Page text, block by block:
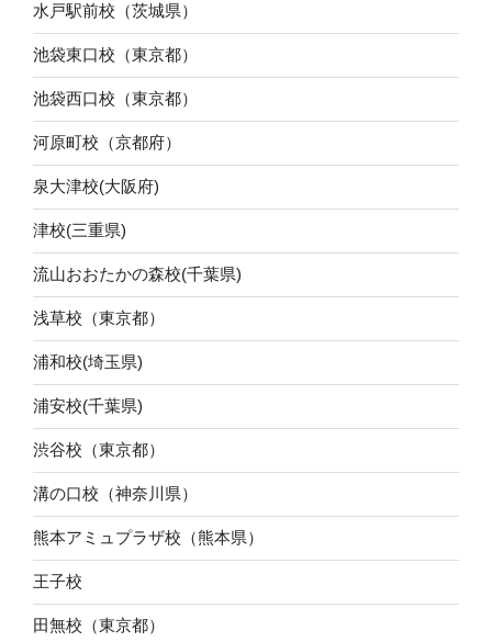
水戸駅前校（茨城県）
池袋東口校（東京都）
池袋西口校（東京都）
河原町校（京都府）
泉大津校(大阪府)
津校(三重県)
流山おおたかの森校(千葉県)
浅草校（東京都）
浦和校(埼玉県)
浦安校(千葉県)
渋谷校（東京都）
溝の口校（神奈川県）
熊本アミュプラザ校（熊本県）
王子校
田無校（東京都）